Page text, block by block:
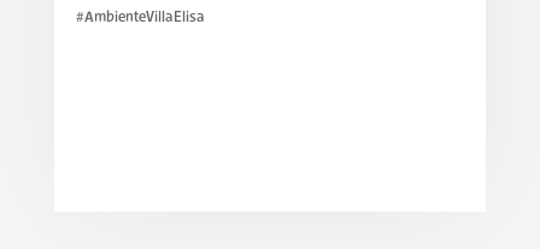
#AmbienteVillaElisa